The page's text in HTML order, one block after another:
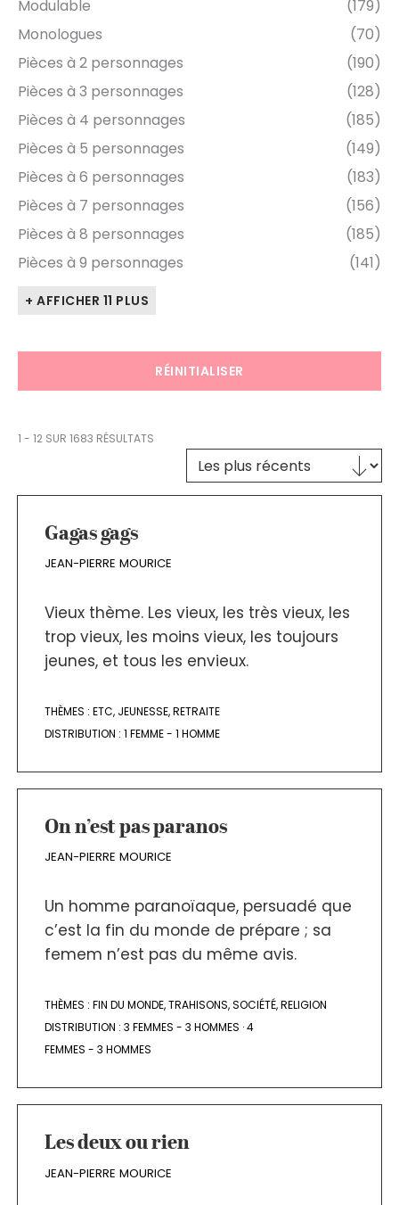
Modulable
(179)
Monologues
(70)
Pièces à 2 personnages
(190)
Pièces à 3 personnages
(128)
Pièces à 4 personnages
(185)
Pièces à 5 personnages
(149)
Pièces à 6 personnages
(183)
Pièces à 7 personnages
(156)
Pièces à 8 personnages
(185)
Pièces à 9 personnages
(141)
+ AFFICHER 11 PLUS
RÉINITIALISER
1 - 12 SUR 1683 RÉSULTATS
TRI DES TEXTES
Trier le contenu
Gagas gags
JEAN-PIERRE MOURICE
Vieux thème. Les vieux, les très vieux, les
trop vieux, les moins vieux, les toujours
jeunes, et tous les envieux.
THÈMES : ETC, JEUNESSE,RETRAITE
DISTRIBUTION : 1 FEMME - 1 HOMME
On n’est pas paranos
JEAN-PIERRE MOURICE
Un homme paranoïaque, persuadé que
c’est la fin du monde de prépare ; sa
femem n’est pas du même avis.
THÈMES : FIN DU MONDE,TRAHISONS,SOCIÉTÉ,RELIGION
DISTRIBUTION : 3 FEMMES - 3 HOMMES ·4
FEMMES - 3 HOMMES
Les deux ou rien
JEAN-PIERRE MOURICE